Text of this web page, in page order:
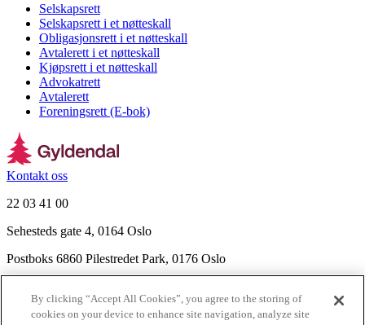
Selskapsrett
Selskapsrett i et nøtteskall
Obligasjonsrett i et nøtteskall
Avtalerett i et nøtteskall
Kjøpsrett i et nøtteskall
Advokatrett
Avtalerett
Foreningsrett (E-bok)
Kontakt oss
22 03 41 00
Sehesteds gate 4, 0164 Oslo
Postboks 6860 Pilestredet Park, 0176 Oslo
Nyhetsbrev
By clicking “Accept All Cookies”, you agree to the storing of
cookies on your device to enhance site navigation, analyze site